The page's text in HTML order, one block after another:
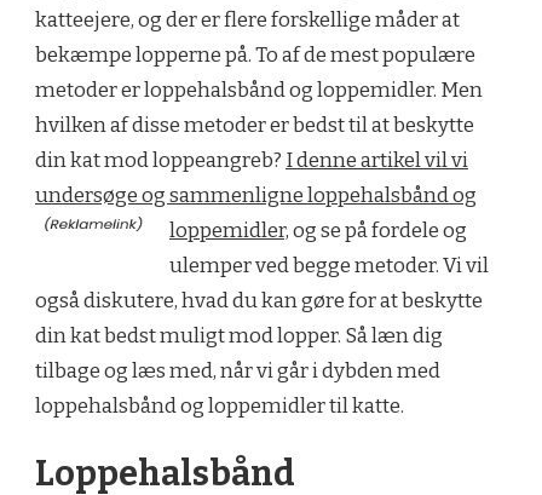
katteejere, og der er flere forskellige måder at
bekæmpe lopperne på. To af de mest populære
metoder er loppehalsbånd og loppemidler. Men
hvilken af disse metoder er bedst til at beskytte
din kat mod loppeangreb? I denne artikel vil vi
undersøge og sammenligne loppehalsbånd og
loppemidler,og se på fordele og
ulemper ved begge metoder. Vi vil
også diskutere, hvad du kan gøre for at beskytte
din kat bedst muligt mod lopper. Så læn dig
tilbage og læs med, når vi går i dybden med
loppehalsbånd og loppemidler til katte.
Loppehalsbånd